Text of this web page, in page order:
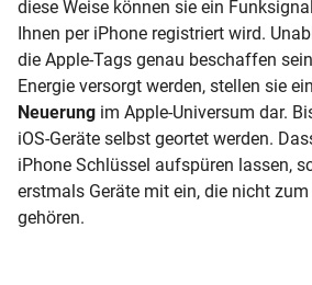
diese Weise können sie ein
Ihnen per iPhone registriert wird.
die Apple-Tags genau beschaffen
Energie versorgt werden, stellen sie
Neuerung im Apple-Universum dar.
iOS-Geräte selbst geortet werden.
iPhone Schlüssel aufspüren lassen,
erstmals Geräte mit ein, die nicht
gehören.